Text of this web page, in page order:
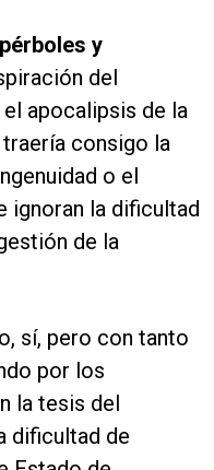
y
del
apocalipsis de la
consigo la
o el
ignoran la dificultad
de la
sí, pero con tanto
por los
la tesis del
dificultad de